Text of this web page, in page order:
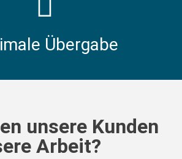
Übergabe
unsere Kunden
Arbeit?